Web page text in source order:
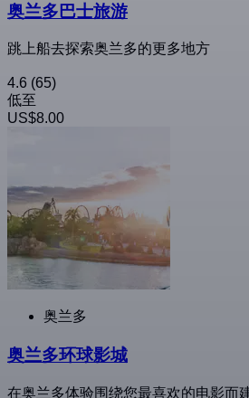
奥兰多巴士旅游
跳上船去探索奥兰多的更多地方
4.6 (65)
低至
US$8.00
奥兰多
奥兰多环球影城
在奥兰多体验围绕您最喜欢的电影而